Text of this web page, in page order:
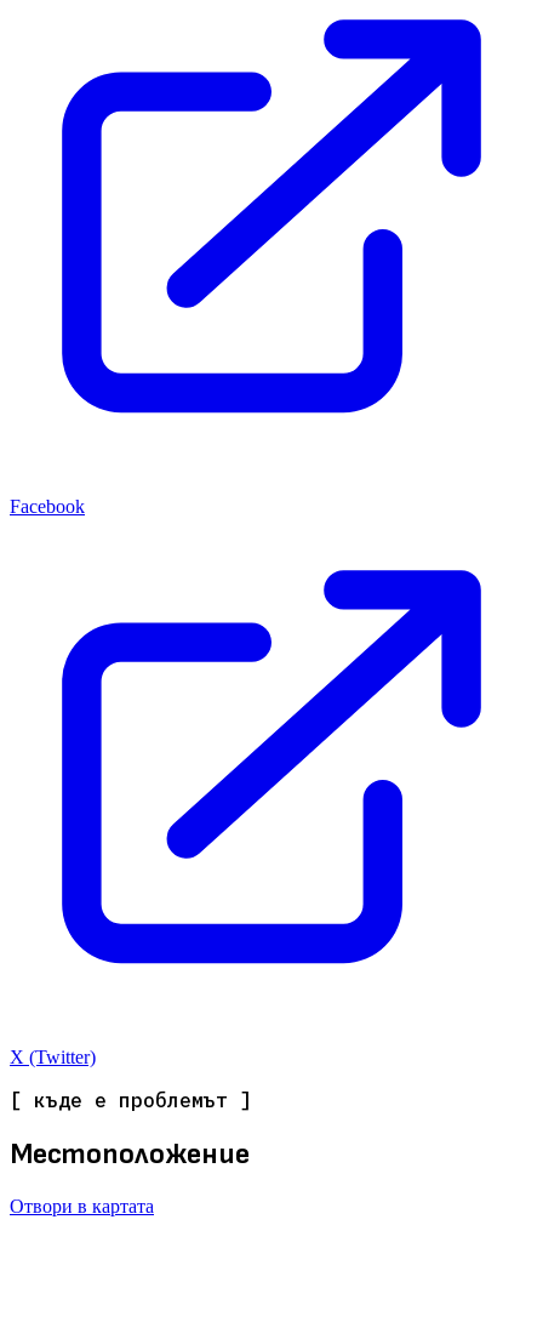
Facebook
X (Twitter)
[ къде е проблемът ]
Местоположение
Отвори в картата